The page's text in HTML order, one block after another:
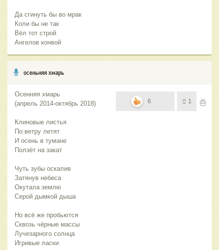
Да сгинуть бы во мрак
Коли бы не так
Вёл тот строй
Ангелов конвой
осеньняя хмарь
Осенняя хмарь
(апрель 2014-октябрь 2018)
Клиновые листья
По ветру летят
И осень в тумане
Ползёт на закат
Чуть зубы оскалив
Затянув небеса
Окутала землю
Серой дымкой дыша
Но всё же пробьются
Сквозь чёрные массы
Лучезарного солнца
Игривые ласки
6 1